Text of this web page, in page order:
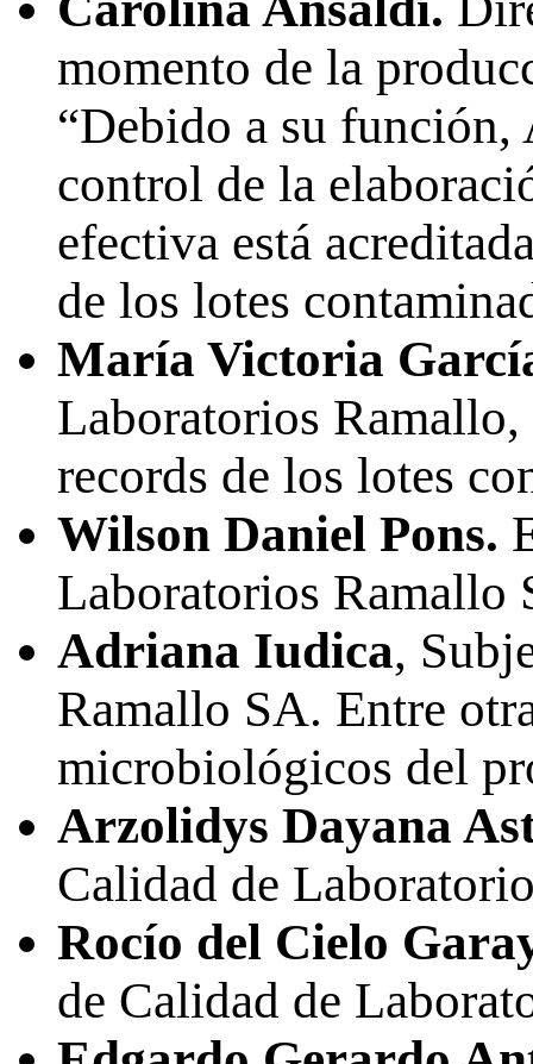
momento de la
“Debido a su función,
control de la
efectiva está
de los lotes
María Victoria
Laboratorios
records de los lotes
Wilson Daniel Pons.
Laboratorios Ramallo
Adriana Iudica,
Ramallo SA. Entre
microbiológicos del
Arzolidys Dayana
Calidad de
Rocío del Cielo
de Calidad de